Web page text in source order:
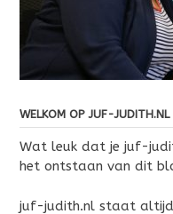
WELKOM OP JUF-JUDITH.NL
Wat leuk dat je juf-
het ontstaan van dit
juf-judith.nl staat altijd